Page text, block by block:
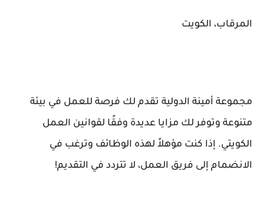
المرقاب، الكويت
مجموعة أمينة الدولية تقدم لك فرصة للعمل في بيئة
متنوعة وتوفر لك مزايا عديدة وفقًا لقوانين العمل
الكويتي. إذا كنت مؤهلاً لهذه الوظائف وترغب في
الانضمام إلى فريق العمل، لا تتردد في التقديم!